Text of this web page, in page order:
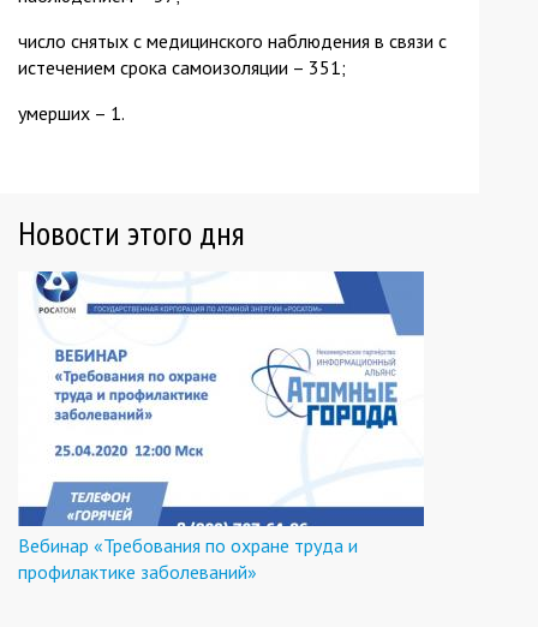
число снятых с медицинского наблюдения в связи с
истечением срока самоизоляции – 351;
умерших – 1.
Новости этого дня
Вебинар «Требования по охране труда и
профилактике заболеваний»